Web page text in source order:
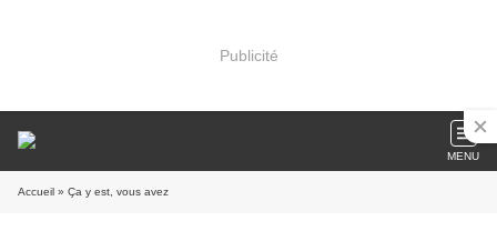
Publicité
MENU
Accueil » Ça y est, vous avez